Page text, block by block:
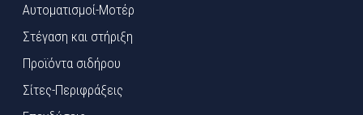
Αυτοματισμοί-Μοτέρ
Στέγαση και στήριξη
Προϊόντα σιδήρου
Σίτες-Περιφράξεις